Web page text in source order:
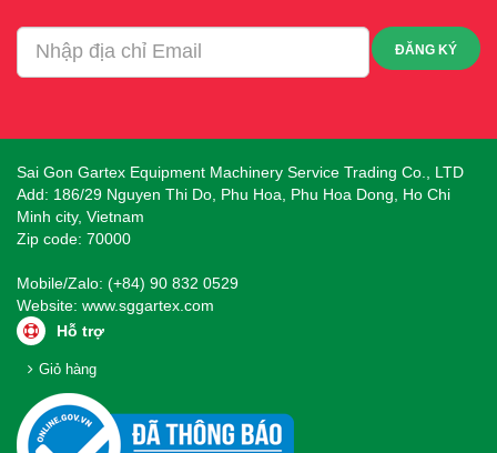
ĐĂNG KÝ
Sai Gon Gartex Equipment Machinery Service Trading Co., LTD
Add: 186/29 Nguyen Thi Do, Phu Hoa, Phu Hoa Dong, Ho Chi
Minh city, Vietnam
Zip code: 70000
Mobile/Zalo: (+84) 90 832 0529
Website: www.sggartex.com
Hỗ trợ
Giỏ hàng